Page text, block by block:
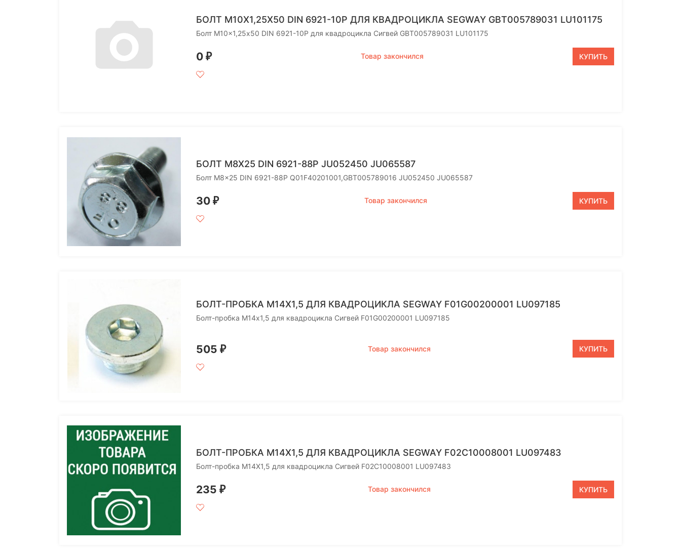
БОЛТ M10X1,25Х50 DIN 6921-10P ДЛЯ КВАДРОЦИКЛА SEGWAY GBT005789031 LU101175
Болт M10x1,25х50 DIN 6921-10P для квадроцикла Сигвей GBT005789031 LU101175
0 ₽ Товар закончился КУПИТЬ
БОЛТ M8X25 DIN 6921-88P JU052450 JU065587
Болт M8x25 DIN 6921-88P Q01F40201001,GBT005789016 JU052450 JU065587
30 ₽ Товар закончился КУПИТЬ
БОЛТ-ПРОБКА М14Х1,5 ДЛЯ КВАДРОЦИКЛА SEGWAY F01G00200001 LU097185
Болт-пробка М14х1,5 для квадроцикла Сигвей F01G00200001 LU097185
505 ₽ Товар закончился КУПИТЬ
БОЛТ-ПРОБКА М14Х1,5 ДЛЯ КВАДРОЦИКЛА SEGWAY F02C10008001 LU097483
Болт-пробка М14Х1,5 для квадроцикла Сигвей F02C10008001 LU097483
235 ₽ Товар закончился КУПИТЬ